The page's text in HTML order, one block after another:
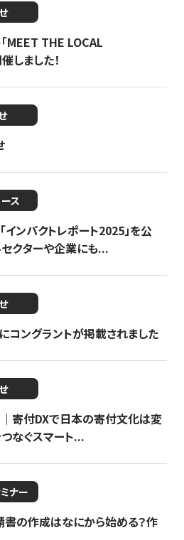
MEET THE LOCAL
しました！
ス
インパクトレポート2025」を公
クターや企業にも...
コングラントが掲載されました
寄付DXで日本の寄付文化は変
なぐスマート...
ナー
書の作成はなにから始める？作